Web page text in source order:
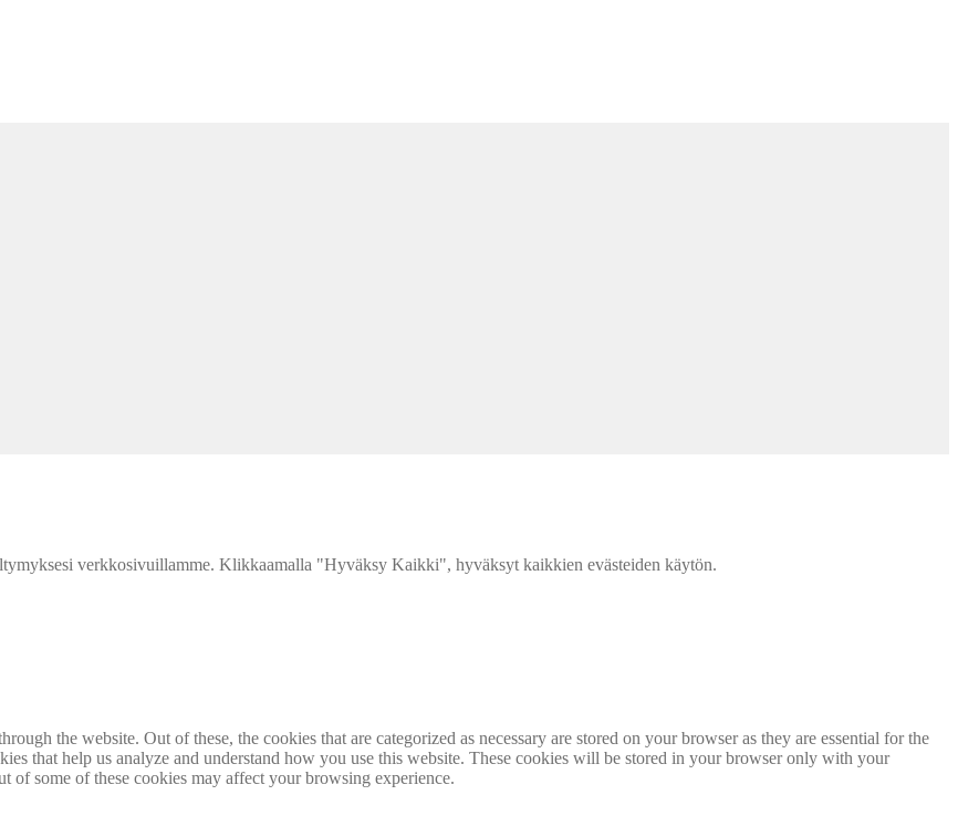
verkkosivuillamme. Klikkaamalla "Hyväksy Kaikki", hyväksyt kaikkien evästeiden käytön.
the website. Out of these, the cookies that are categorized as necessary are stored on your browser as they are essential for the
that help us analyze and understand how you use this website. These cookies will be stored in your browser only with your
of some of these cookies may affect your browsing experience.